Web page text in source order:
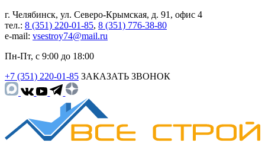
г. Челябинск, ул. Северо-Крымская, д. 91, офис 4
тел.: 8 (351) 220-01-85, 8 (351) 776-38-80
e-mail: vsestroy74@mail.ru
Пн-Пт, с 9:00 до 18:00
+7 (351) 220-01-85 ЗАКАЗАТЬ ЗВОНОК